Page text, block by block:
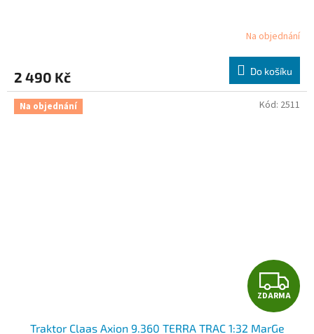
R
M
A
Na objednání
2 490 Kč Do košíku
Na objednání
Z
D
ZDARMA
Traktor Claas Axion 9.360 TERRA TRAC 1:32 MarGe
Kód: 2511